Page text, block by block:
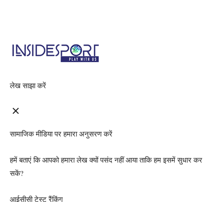
लेख साझा करें
सामाजिक मीडिया पर हमारा अनुसरण करें
हमें बताएं कि आपको हमारा लेख क्यों पसंद नहीं आया ताकि हम इसमें सुधार कर
सकें?
आईसीसी टेस्ट रैंकिंग